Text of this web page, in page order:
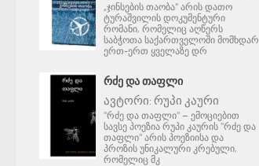
„ჯინსების თაობა“ არის დათო
ტურაშვილის დოკუმენტური
რომანი, რომელიც აღწერს
საბჭოთა საქართველოში მომხდარ
ერთ-ერთ ყველაზე დრ
ᲠᲫᲔ ᲓᲐ ᲗᲐᲤᲚᲘ
ავტორი: რუპი კაური
"რძე და თაფლი" – ემოციებით
სავსე პოეზია რუპი კაურის "რძე და
თაფლი" არის პოეზიისა და
პროზის უნიკალური კრებული,
რომელიც მკ